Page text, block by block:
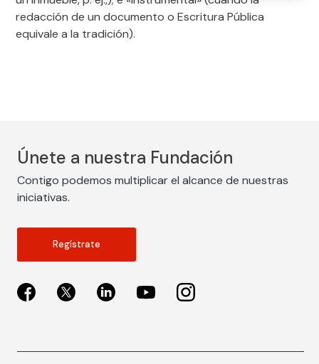
redacción de un documento o Escritura Pública
equivale a la tradición).
Únete a nuestra Fundación
Contigo podemos multiplicar el alcance de nuestras
iniciativas.
Regístrate